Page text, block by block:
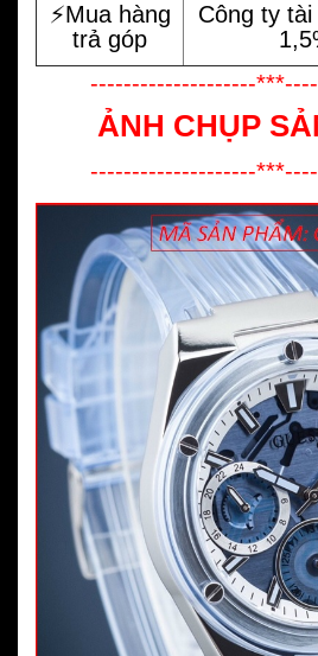
⚡️Mua hàng
trả góp
Công ty
--------------------
ẢNH CHỤP
--------------------